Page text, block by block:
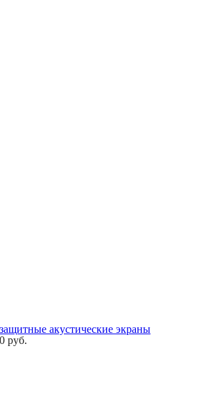
акустические экраны
руб.